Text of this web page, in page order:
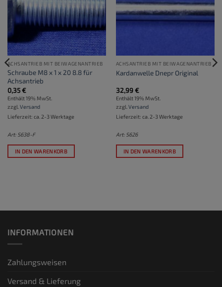
ACHSANTRIEB MIT BEIWAGENANTRIEB
Schraube M8 x 1 x 20 8.8 für
Achsantrieb
0,35€
Enthält 19% MwSt.
zzgl. Versand
Lieferzeit: ca. 2-3 Werktage
Art: S638-F
IN DEN WARENKORB
ACHSANTRIEB MIT BEIWAGENANTRIEB
Kardanwelle Dnepr Original
32,99€
Enthält 19% MwSt.
zzgl. Versand
Lieferzeit: ca. 2-3 Werktage
Art: S626
IN DEN WARENKORB
INFORMATIONEN
Zahlungsweisen
Versand & Lieferung